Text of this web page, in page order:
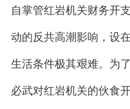
自掌管红岩机关财务开
动的反共高潮影响，设
生活条件极其艰难。为
必武对红岩机关的伙食